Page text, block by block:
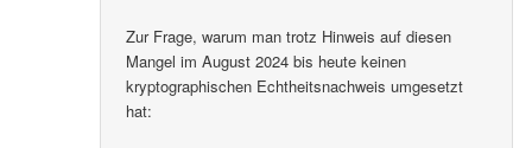
Zur Frage, warum man trotz Hinweis auf diesen
Mangel im August 2024 bis heute keinen
kryptographischen Echtheitsnachweis umgesetzt
hat: